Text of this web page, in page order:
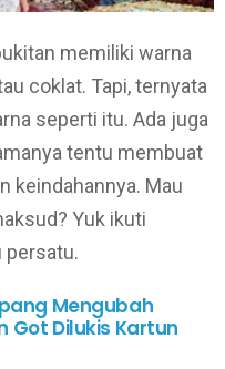
memiliki warna
coklat. Tapi, ternyata
seperti itu. Ada juga
tentu membuat
keindahannya. Mau
Yuk ikuti
persatu.
Mengubah
Got Dilukis Kartun